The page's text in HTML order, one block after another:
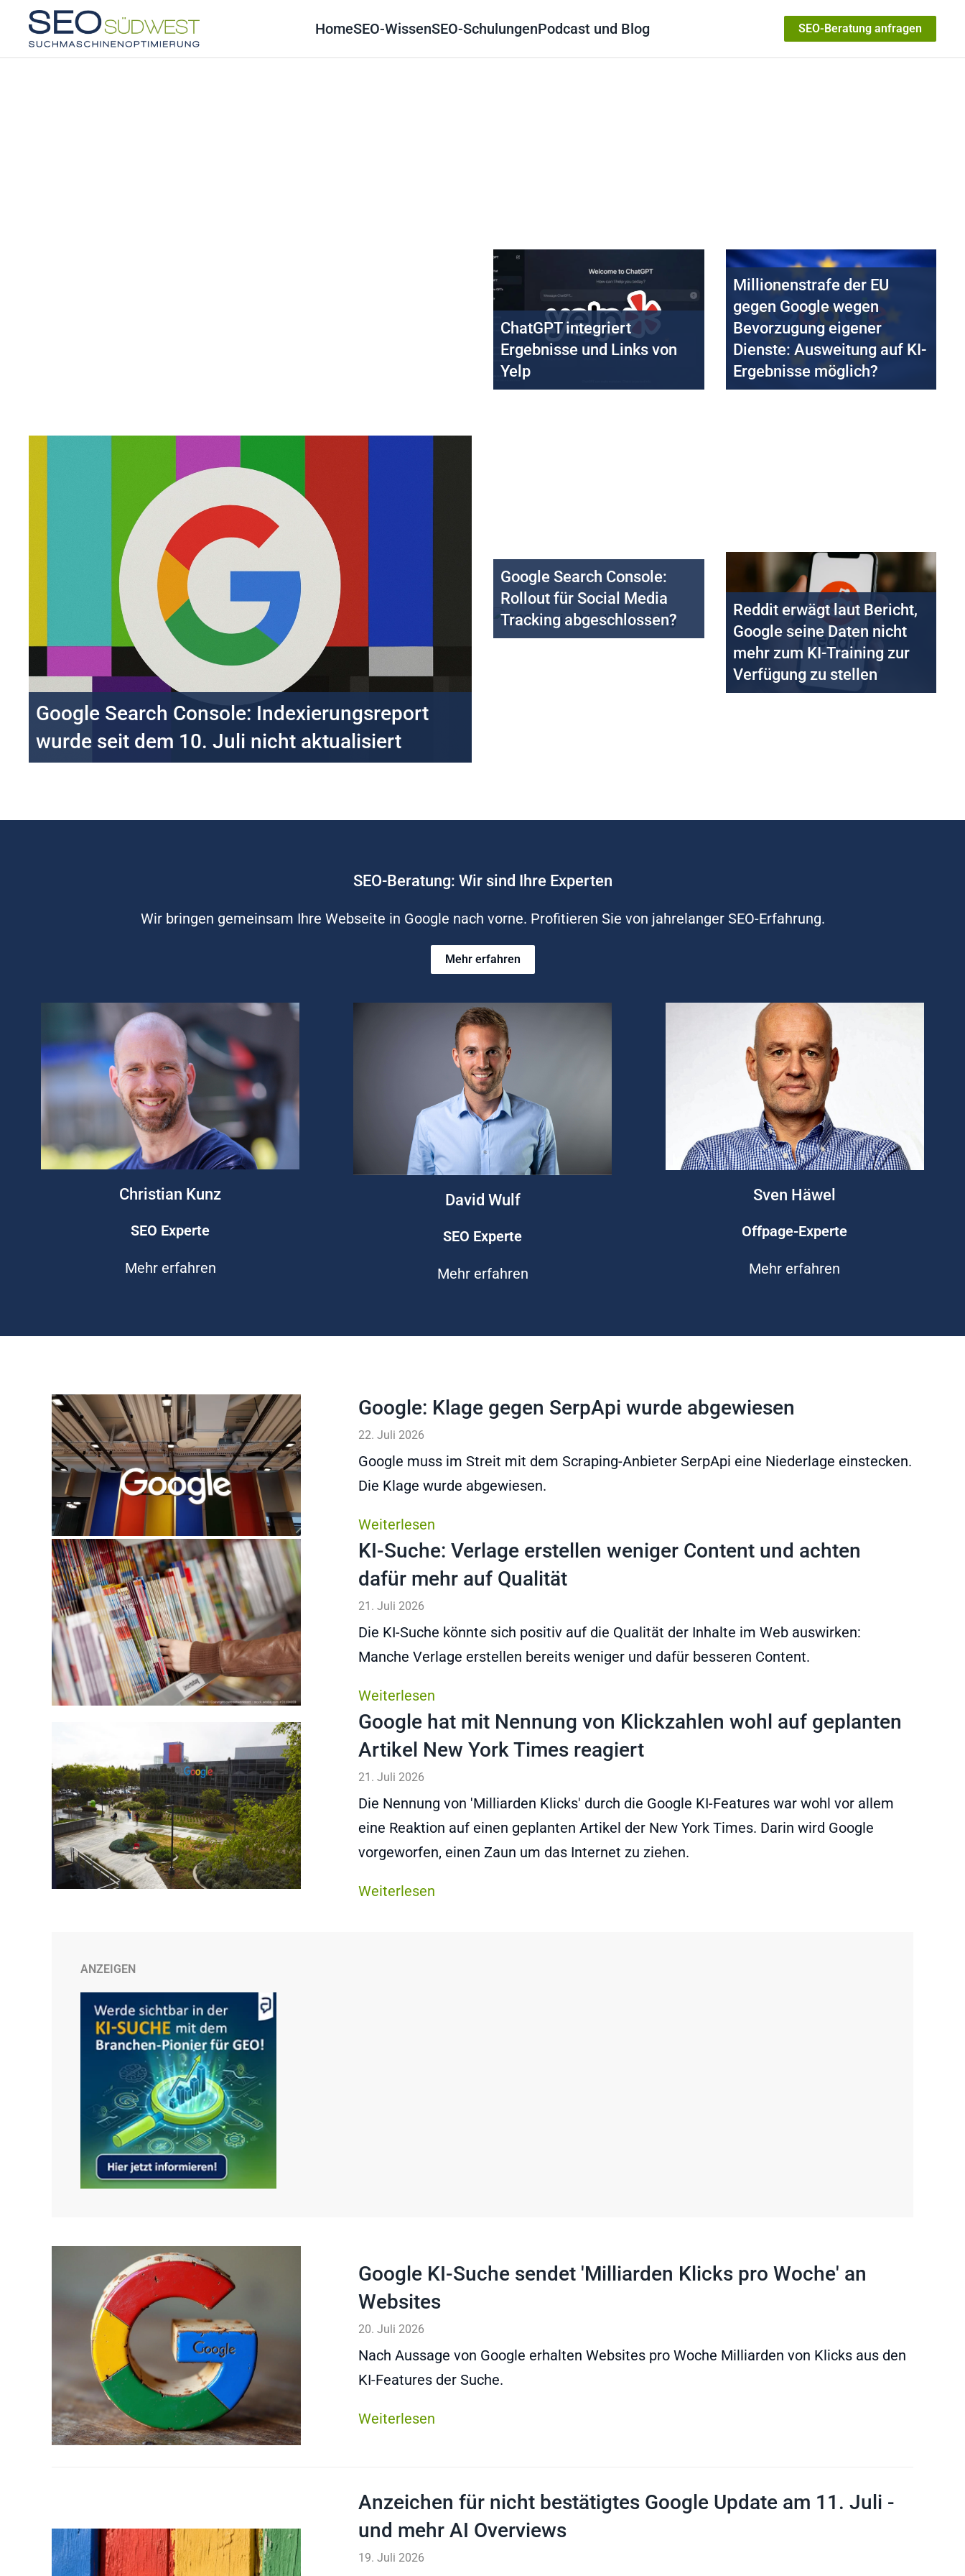
Skip to main content
HomeSEO-WissenSEO-SchulungenPodcast und Blog SEO-Beratung anfragen
Google Search Console: Indexierungsreport
wurde seit dem 10. Juli nicht aktualisiert
ChatGPT integriert
Ergebnisse und Links von
Yelp
Millionenstrafe der EU
gegen Google wegen
Bevorzugung eigener
Dienste: Ausweitung auf KI-
Ergebnisse möglich?
Google Search Console:
Rollout für Social Media
Tracking abgeschlossen?
Reddit erwägt laut Bericht,
Google seine Daten nicht
mehr zum KI-Training zur
Verfügung zu stellen
SEO-Beratung: Wir sind Ihre Experten
Wir bringen gemeinsam Ihre Webseite in Google nach vorne. Profitieren Sie von jahrelanger SEO-Erfahrung.
Mehr erfahren
Christian Kunz
SEO Experte
Mehr erfahren
David Wulf
SEO Experte
Mehr erfahren
Sven Häwel
Offpage-Experte
Mehr erfahren
Google: Klage gegen SerpApi wurde abgewiesen
22. Juli 2026
Google muss im Streit mit dem Scraping-Anbieter SerpApi eine Niederlage einstecken.
Die Klage wurde abgewiesen.
Weiterlesen
KI-Suche: Verlage erstellen weniger Content und achten
dafür mehr auf Qualität
21. Juli 2026
Die KI-Suche könnte sich positiv auf die Qualität der Inhalte im Web auswirken:
Manche Verlage erstellen bereits weniger und dafür besseren Content.
Weiterlesen
Google hat mit Nennung von Klickzahlen wohl auf geplanten
Artikel New York Times reagiert
21. Juli 2026
Die Nennung von 'Milliarden Klicks' durch die Google KI-Features war wohl vor allem
eine Reaktion auf einen geplanten Artikel der New York Times. Darin wird Google
vorgeworfen, einen Zaun um das Internet zu ziehen.
Weiterlesen
ANZEIGEN
Google KI-Suche sendet 'Milliarden Klicks pro Woche' an
Websites
20. Juli 2026
Nach Aussage von Google erhalten Websites pro Woche Milliarden von Klicks aus den
KI-Features der Suche.
Weiterlesen
Anzeichen für nicht bestätigtes Google Update am 11. Juli -
und mehr AI Overviews
19. Juli 2026